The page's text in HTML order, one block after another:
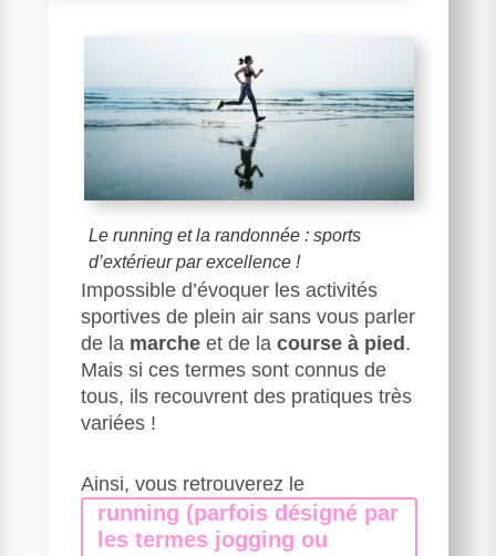
Le running et la randonnée : sports
d’extérieur par excellence !
Impossible d’évoquer les activités
sportives de plein air sans vous parler
de la marcheet de la course à pied.
Mais si ces termes sont connus de
tous, ils recouvrent des pratiques très
variées !
Ainsi, vous retrouverez le
running (parfois désigné par
les termes jogging ou